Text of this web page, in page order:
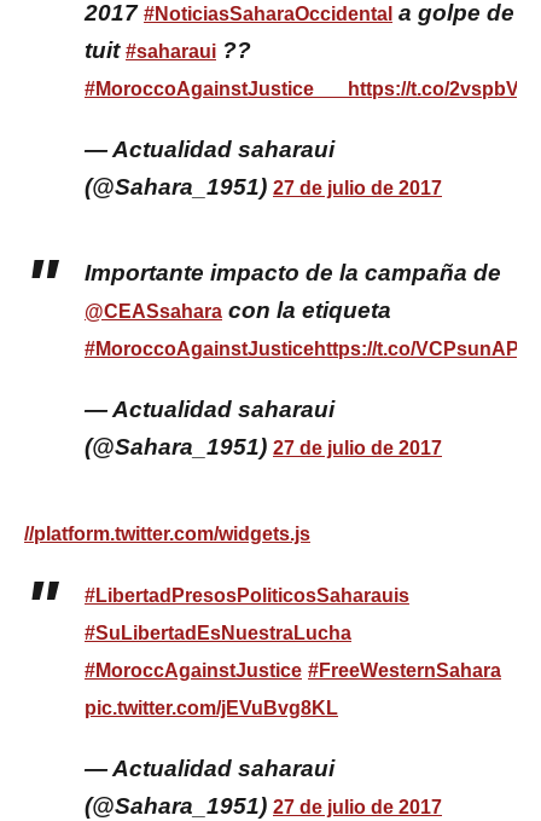
2017 #NoticiasSaharaOccidental a golpe de
tuit #saharaui ??
#MoroccoAgainstJustice https://t.co/
— Actualidad saharaui
(@Sahara_1951) 27 de julio de 2017
Importante impacto de la campaña de
@CEASsahara con la etiqueta
#MoroccoAgainstJusticehttps://t.co/
— Actualidad saharaui
(@Sahara_1951) 27 de julio de 2017
//platform.twitter.com/widgets.js
#LibertadPresosPoliticosSaharauis
#SuLibertadEsNuestraLucha
#MoroccAgainstJustice #FreeWesternSahara
pic.twitter.com/jEVuBvg8KL
— Actualidad saharaui
(@Sahara_1951) 27 de julio de 2017